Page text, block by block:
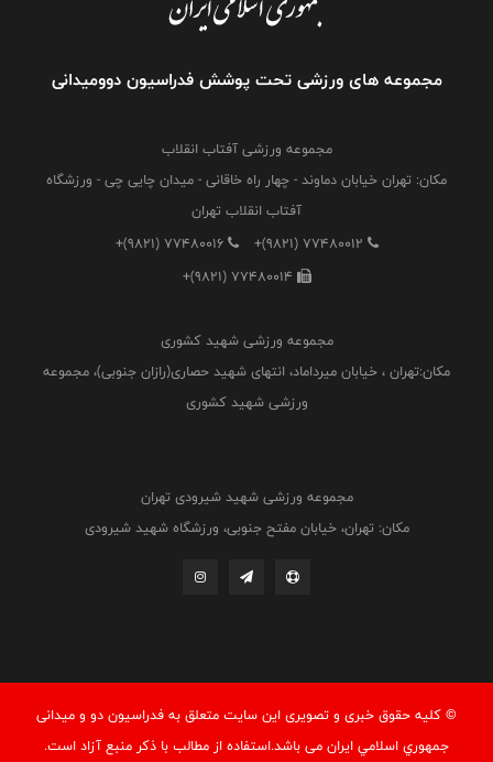
مجموعه های ورزشی تحت پوشش فدراسیون دوومیدانی
مجموعه ورزشی آفتاب انقلاب
مکان: تهران خیابان دماوند - چهار راه خاقانی - میدان چایی چی - ورزشگاه
آفتاب انقلاب تهران
+(9821) 77480012
+(9821) 77480016
+(9821) 77480014
مجموعه ورزشی شهید کشوری
مکان:تهران ، خیابان میرداماد، انتهای شهید حصاری(رازان جنوبی)، مجموعه
ورزشی شهید کشوری
مجموعه ورزشی شهید شیرودی تهران
مکان: تهران، خیابان مفتح جنوبی، ورزشگاه شهید شیرودی
© کليه حقوق خبری و تصويری اين سايت متعلق به فدراسيون دو و میدانی
جمهوري اسلامي ايران می باشد.استفاده از مطالب با ذكر منبع آزاد است.